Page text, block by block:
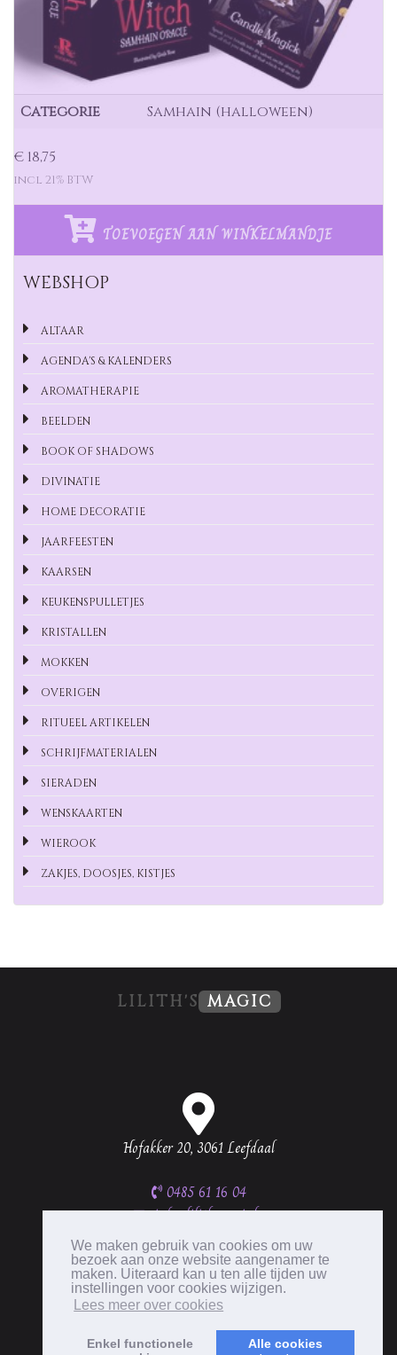
We maken gebruik van cookies om uw
bezoek aan onze website aangenamer te
maken. Uiteraard kan u ten alle tijden uw
instellingen voor cookies wijzigen.
Lees meer over cookies
Enkel functionele
Alle cookies
Categorie Samhain (halloween)
€ 18,75
incl 21% BTW
TOEVOEGEN AAN WINKELMANDJE
WEBSHOP
ALTAAR
AGENDA'S & KALENDERS
AROMATHERAPIE
BEELDEN
BOOK OF SHADOWS
DIVINATIE
HOME DECORATIE
JAARFEESTEN
KAARSEN
KEUKENSPULLETJES
KRISTALLEN
MOKKEN
OVERIGEN
RITUEEL ARTIKELEN
SCHRIJFMATERIALEN
SIERADEN
WENSKAARTEN
WIEROOK
ZAKJES, DOOSJES, KISTJES
LILITH'S MAGIC
Hofakker 20, 3061 Leefdaal
0485 61 16 04
info@lilithsmagic.be
BTW BE0537 335 656